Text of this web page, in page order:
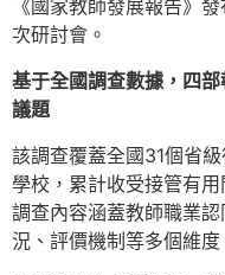
《國家教師發展報告》
次研討會。
基于全國調查數據，四
議題
該調查覆蓋全國31個省
學校，累計收受接管有
調查內容涵蓋教師職業
況、評價機制等多個維度